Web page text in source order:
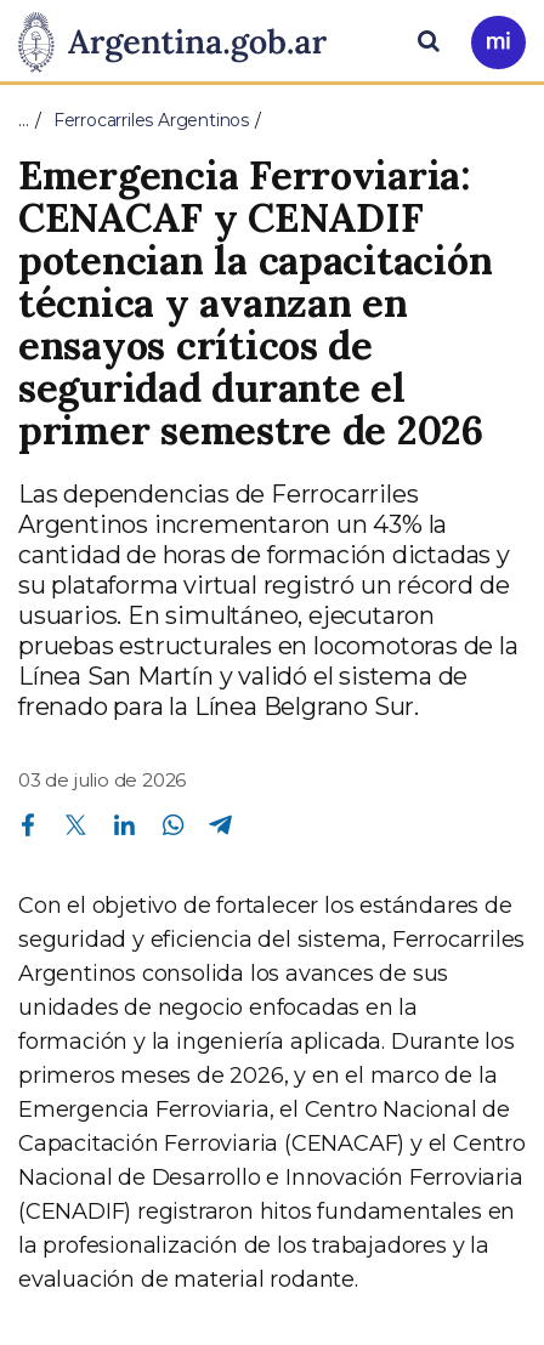
Presidencia
de
la
Nación
Pasar al contenido principal
Ir
a
Buscar
… Ferrocarriles Argentinos
Emergencia Ferroviaria:
CENACAF y CENADIF
potencian la capacitación
técnica y avanzan en
ensayos críticos de
seguridad durante el
primer semestre de 2026
Las dependencias de Ferrocarriles
Argentinos incrementaron un 43% la
cantidad de horas de formación dictadas y
su plataforma virtual registró un récord de
usuarios. En simultáneo, ejecutaron
pruebas estructurales en locomotoras de la
Línea San Martín y validó el sistema de
frenado para la Línea Belgrano Sur.
03 de julio de 2026
Compartir en Facebook Compartir en Twitter Compartir en Linkedin Compartir en Whatsapp
Con el objetivo de fortalecer los estándares de
seguridad y eficiencia del sistema, Ferrocarriles
Argentinos consolida los avances de sus
unidades de negocio enfocadas en la
formación y la ingeniería aplicada. Durante los
primeros meses de 2026, y en el marco de la
Emergencia Ferroviaria, el Centro Nacional de
Capacitación Ferroviaria (CENACAF) y el Centro
Nacional de Desarrollo e Innovación Ferroviaria
(CENADIF) registraron hitos fundamentales en
la profesionalización de los trabajadores y la
evaluación de material rodante.